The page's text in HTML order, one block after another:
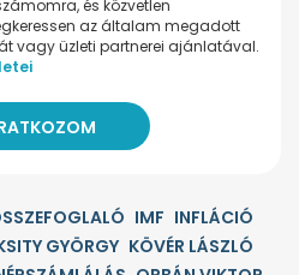
és közvetlen
az általam megadott
vagy üzleti partnerei ajánlatával.
IMF INFLÁCIÓ
GYÖRGY KÖVÉR LÁSZLÓ